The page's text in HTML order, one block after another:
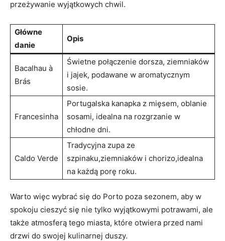
przeżywanie wyjątkowych⁣ chwil.
Główne
danie
Opis
Bacalhau à
Brás
Świetne połączenie dorsza,⁢ ziemniaków
i ​jajek, podawane​ w aromatycznym
‌sosie.
Francesinha
Portugalska kanapka z mięsem, oblanie
sosami, idealna ⁢na rozgrzanie w
chłodne⁣ dni.
Caldo Verde
Tradycyjna zupa ze
⁣szpinaku,ziemniaków i chorizo,idealna
na każdą porę roku.
Warto więc ⁣wybrać się do Porto poza sezonem, aby ‍w
spokoju cieszyć się nie ⁢tylko wyjątkowymi potrawami, ale
także atmosferą tego miasta, które otwiera ⁤przed​ nami
drzwi do swojej⁣ kulinarnej duszy.